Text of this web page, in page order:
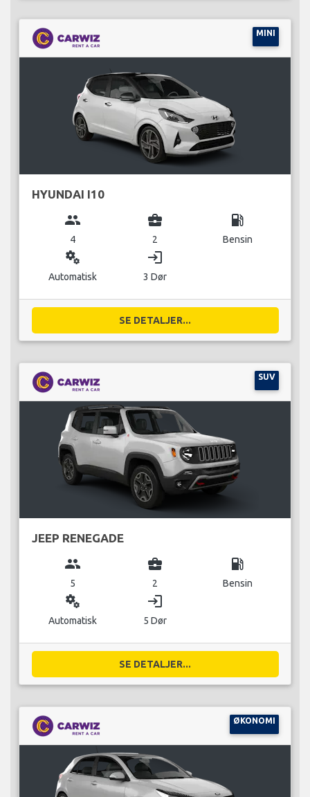
MINI
HYUNDAI I10
group
4
business_center
2
local_gas_station
Bensin
miscellaneous_services
Automatisk
login
3 Dør
SE DETALJER...
SUV
JEEP RENEGADE
group
5
business_center
2
local_gas_station
Bensin
miscellaneous_services
Automatisk
login
5 Dør
SE DETALJER...
ØKONOMI